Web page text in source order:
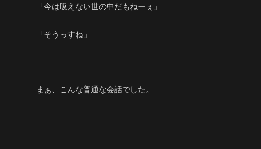
「 今は吸えない世の中だもねーぇ」
「そうっすね」
まぁ、こんな普通な会話でした。